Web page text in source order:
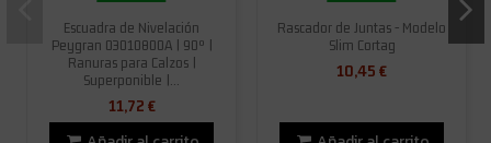
Escuadra de Nivelación
Peygran 03010800A | 90º |
Ranuras para Calzos |
Superponible |...
11,72 €
Rascador de Juntas - Modelo
Slim Cortag
10,45 €